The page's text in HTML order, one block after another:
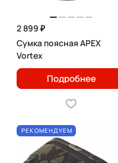
2 899 ₽
Сумка поясная APEX
Vortex
Подробнее
РЕКОМЕНДУЕМ